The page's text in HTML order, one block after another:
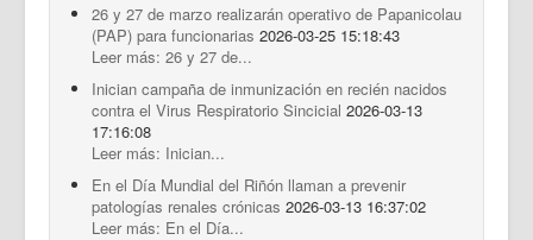
26 y 27 de marzo realizarán operativo de Papanicolau
(PAP) para funcionarias 2026-03-25 15:18:43
Leer más: 26 y 27 de...
Inician campaña de inmunización en recién nacidos
contra el Virus Respiratorio Sincicial 2026-03-13
17:16:08
Leer más: Inician...
En el Día Mundial del Riñón llaman a prevenir
patologías renales crónicas 2026-03-13 16:37:02
Leer más: En el Día...